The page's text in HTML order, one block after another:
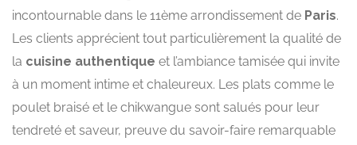
incontournable dans le 11ème arrondissement de Paris.
Les clients apprécient tout particulièrement la qualité de
la cuisine authentique et l’ambiance tamisée qui invite
à un moment intime et chaleureux. Les plats comme le
poulet braisé et le chikwangue sont salués pour leur
tendreté et saveur, preuve du savoir-faire remarquable